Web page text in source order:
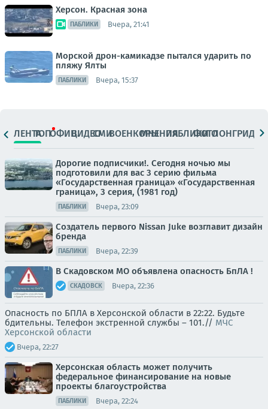
Херсон. Красная зона
ПАБЛИКИ Вчера, 21:41
Морской дрон-камикадзе пытался ударить по
пляжу Ялты
ПАБЛИКИ Вчера, 15:37
ЛЕНТАТОПОФИЦ.ВИДЕОСМИВОЕНКОРЫМНЕНИЯПАБЛИКИ
ФОТОЛОНГРИДЫ
Дорогие подписчики!. Сегодня ночью мы
подготовили для вас 3 серию фильма
«Государственная граница» «Государственная
граница», 3 серия, (1981 год)
ПАБЛИКИ Вчера, 23:09
Создатель первого Nissan Juke возглавит дизайн
бренда
ПАБЛИКИ Вчера, 22:39
В Скадовском МО объявлена опасность БпЛА !
СКАДОВСК Вчера, 22:36
Опасность по БПЛА в Херсонской области в 22:22. Будьте
бдительны. Телефон экстренной службы – 101.// МЧС
Херсонской области
Вчера, 22:27
Херсонская область может получить
федеральное финансирование на новые
проекты благоустройства
ПАБЛИКИ Вчера, 22:24